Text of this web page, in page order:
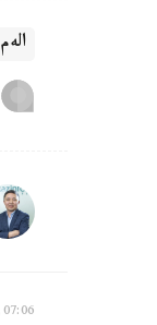
الەم
07:06, 07 تامىز 2026